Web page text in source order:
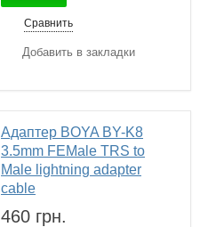
Сравнить
Добавить в закладки
Адаптер BOYA BY-K8
3.5mm FEMale TRS to
Male lightning adapter
cable
460 грн.